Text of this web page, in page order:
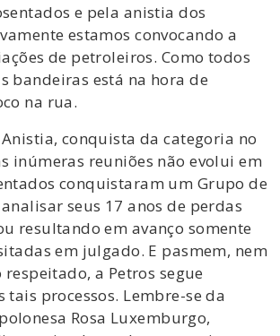
e pela anistia dos
estamos convocando a
de petroleiros. Como todos
bandeiras está na hora de
na rua.
conquista da categoria no
inúmeras reuniões não evolui em
conquistaram um Grupo de
seus 17 anos de perdas
resultando em avanço somente
em julgado. E pasmem, nem
respeitado, a Petros segue
tais processos. Lembre-se da
Rosa Luxemburgo,